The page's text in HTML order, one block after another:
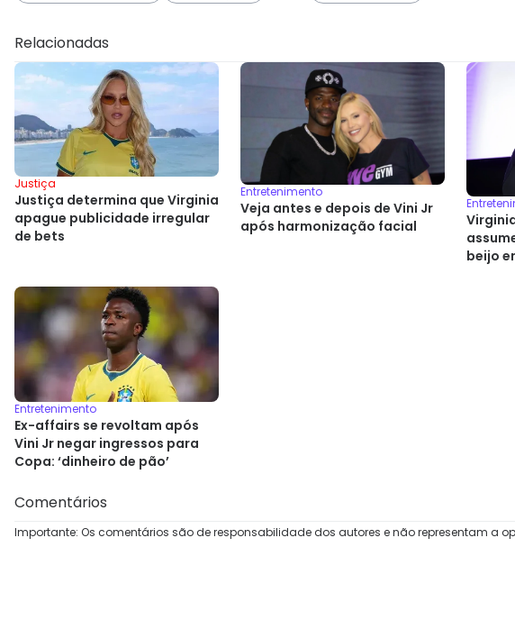
Relacionadas
Justiça
Justiça determina que Virginia
apague publicidade irregular
de bets
Entretenimento
Veja antes e depois de Vini Jr
após harmonização facial
beijo
Entretenimento
Ex-affairs se revoltam após
Vini Jr negar ingressos para
Copa: ‘dinheiro de pão’
Comentários
Importante: Os comentários são de responsabilidade dos autores e não representam a